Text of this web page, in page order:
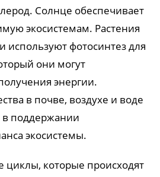
Солнце обеспечивает
экосистемам. Растения
используют фотосинтез для
они могут
энергии.
в почве, воздухе и воде
в поддержании
экосистемы.
которые происходят